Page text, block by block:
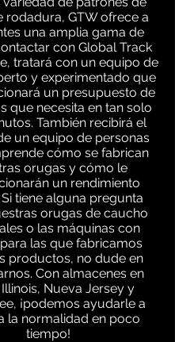
rodadura, GTW ofrece a
una amplia gama de
con Global Track
tratará con un equipo de
y experimentado que
un presupuesto de
que necesita en tan solo
También recibirá el
un equipo de personas
cómo se fabrican
orugas y cómo le
un rendimiento
tiene alguna pregunta
orugas de caucho
o las máquinas con
las que fabricamos
productos, no dude en
Con almacenes en
Nueva Jersey y
¡podemos ayudarle a
la normalidad en poco
tiempo!